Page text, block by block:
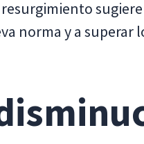
norma y a superar